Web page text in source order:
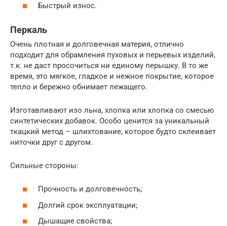
Быстрый износ.
Перкаль
Очень плотная и долговечная материя, отлично
подходит для обрамления пуховых и перьевых изделий,
т.к. не даст просочиться ни единому перышку. В то же
время, это мягкое, гладкое и нежное покрытие, которое
тепло и бережно обнимает лежащего.
Изготавливают изо льна, хлопка или хлопка со смесью
синтетических добавок. Особо ценится за уникальный
ткацкий метод – шлихтование, которое будто склеивает
ниточки друг с другом.
Сильные стороны:
Прочность и долговечность;
Долгий срок эксплуатации;
Дышащие свойства;